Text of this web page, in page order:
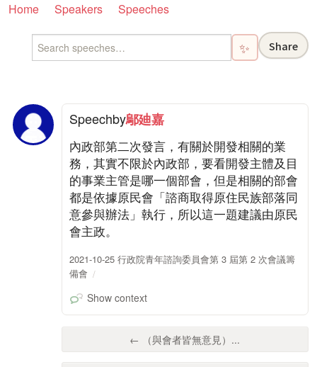
Home Speakers Speeches
✨ Share
Speechby鄔廸嘉
內政部第二次發言，有關於開發相關的業
務，其實不限於內政部，要看開發主體及目
的事業主管是哪一個部會，但是相關的部會
都是依據原民會「諮商取得原住民族部落同
意參與辦法」執行，所以這一題建議由原民
會主政。
2021-10-25 行政院青年諮詢委員會第 3 屆第 2 次會議籌
備會
Show context
← （與會者皆無意見）...